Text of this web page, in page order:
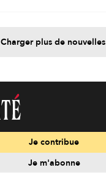
Charger plus de nouvelles
Je contribue
Je m'abonne